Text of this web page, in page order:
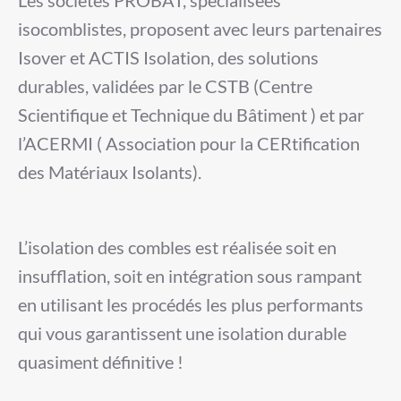
isocomblistes, proposent avec leurs partenaires
Isover et ACTIS Isolation, des solutions
durables, validées par le CSTB (Centre
Scientifique et Technique du Bâtiment ) et par
l’ACERMI ( Association pour la CERtification
des Matériaux Isolants).
L’isolation des combles est réalisée soit en
insufflation, soit en intégration sous rampant
en utilisant les procédés les plus performants
qui vous garantissent une isolation durable
quasiment définitive !